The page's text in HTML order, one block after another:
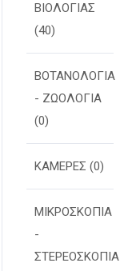
ΒΙΟΛΟΓΙΑΣ
(40)
ΒΟΤΑΝΟΛΟΓΙΑ
- ΖΩΟΛΟΓΙΑ
(0)
ΚΑΜΕΡΕΣ (0)
ΜΙΚΡΟΣΚΟΠΙΑ
-
ΣΤΕΡΕOΣΚΟΠΙΑ